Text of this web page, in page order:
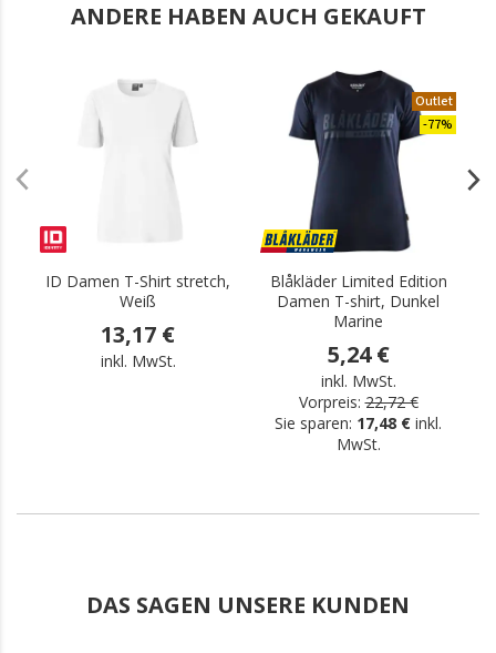
ANDERE HABEN AUCH GEKAUFT
ID Damen T-Shirt stretch,
Weiß
13,17 €
inkl. MwSt.
Outlet
-77%
Blåkläder Limited Edition
Damen T-shirt, Dunkel
Marine
5,24 €
inkl. MwSt.
Vorpreis: 22,72 €
Sie sparen: 17,48 € inkl.
MwSt.
DAS SAGEN UNSERE KUNDEN